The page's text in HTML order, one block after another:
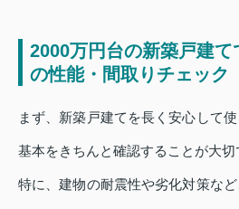
2000万円台の新築戸建
の性能・間取りチェック
まず、新築戸建てを長く安心して
基本をきちんと確認することが大切
特に、建物の耐震性や劣化対策な